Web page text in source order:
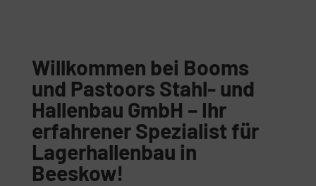
Willkommen bei Booms
und Pastoors Stahl- und
Hallenbau GmbH – Ihr
erfahrener Spezialist für
Lagerhallenbau in
Beeskow!